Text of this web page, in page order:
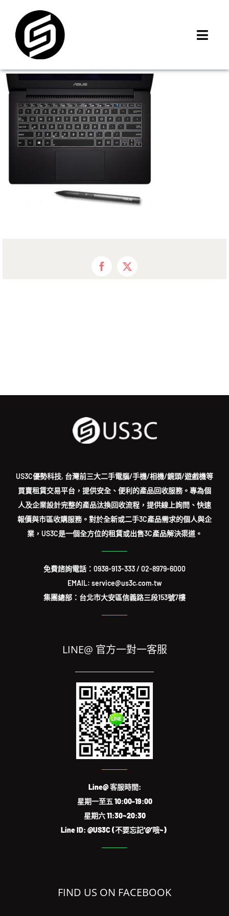
content
iMCheck APP
iPhone 回收價
線上商城
Facebook
X
US3C優勢科技, 台灣前三大二手電腦/手機/相機/鏡頭/遊戲機等
買賣租賃交易平台，提供安全、便利的產品回收服務。專為個
人及企業設計完整的產品汰換回收流程，提供線上詢問、快速
報價與市區收購服務。對於全新或二手3C產品需求的個人與企
業，US3C是一個全方位的租賃或出售3C產品解決渠道。
免費諮詢電話： 0938-913-333/02-8979-6000
EMAIL: service@us3c.com.tw
集團總部：台北市大安區信義路三段153號7樓
LINE@ 官方一對一客服
Line@ 客服時間:
星期一至五 10:00-19:00
星期六 11:30~20:30
Line ID: @US3C (不要忘記‘@’哦~)
FIND US ON FACEBOOK